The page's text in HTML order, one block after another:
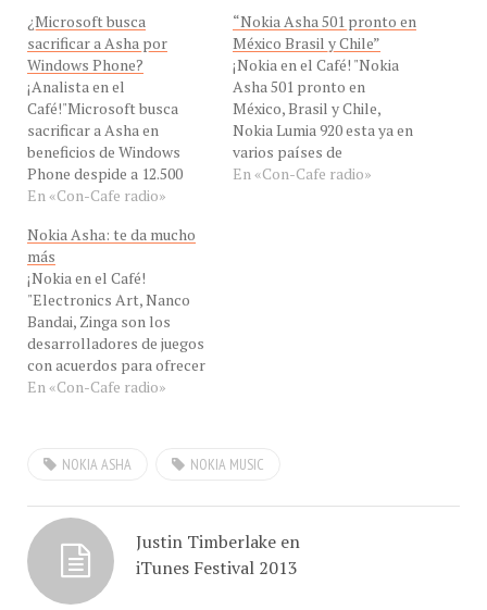
¿Microsoft busca
sacrificar a Asha por
Windows Phone?
¡Analista en el
Café!"Microsoft busca
sacrificar a Asha en
beneficios de Windows
Phone despide a 12.500
empleados de los 16 mil
vinculados a Nokia " dijo el
Ing. Jesús Marquez
Analista de Con-Cafe, para
hablarnos de la nueva
línea GDATA 2015 en
#ConCafeRADIO. ¿Será que
las pérdidas de
explotación superan…
En «Con-Cafe radio»
“Nokia Asha 501 pronto en
México Brasil y Chile”
¡Nokia en el Café! "Nokia
Asha 501 pronto en
México, Brasil y Chile,
Nokia Lumia 920 esta ya en
varios países de
Latinoameria y esperamos
se unan nuevos países el
En «Con-Cafe radio»
Nokia Asha: te da mucho
más
¡Nokia en el Café!
"Electronics Art, Nanco
Bandai, Zinga son los
desarrolladores de juegos
con acuerdos para ofrecer
en la Tienda Nokia su
portofolio de juegos
consumidor tuviera que
importe sería muy
superior al de…
En «Con-Cafe radio»
NOKIA ASHA NOKIA MUSIC
Justin Timberlake en
iTunes Festival 2013